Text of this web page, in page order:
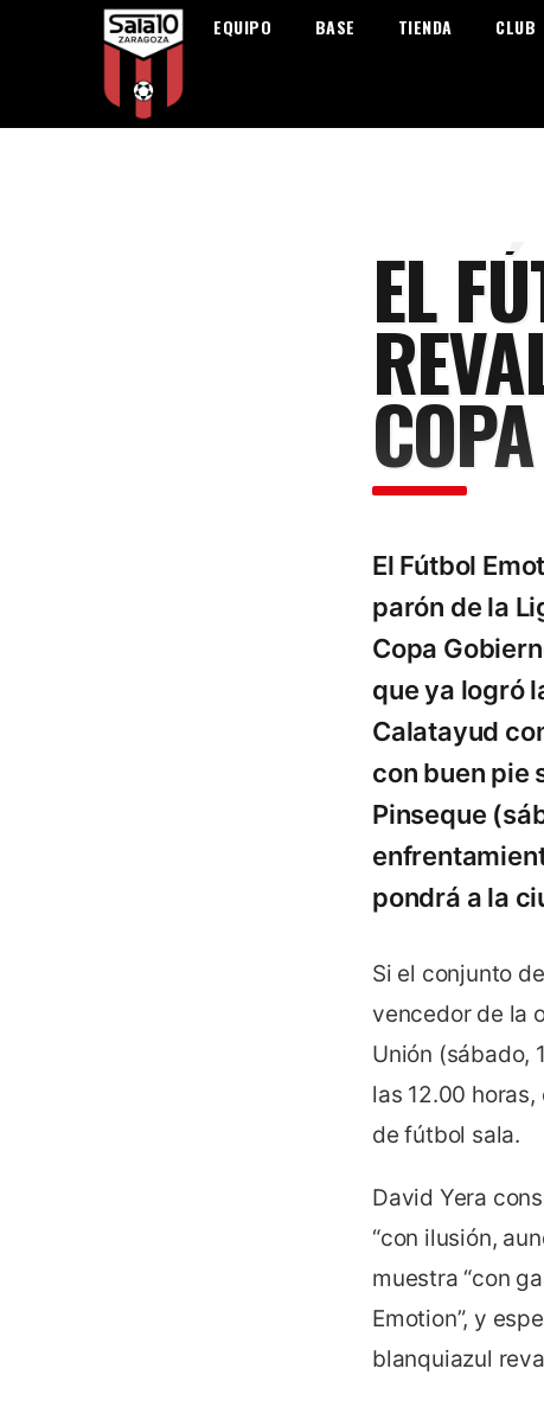
EQUIPO BASE TIENDA CLUB
EL
El Fútbol
parón de la
Copa
que ya logró
Calatayud
con buen pie
Pinseque
pondrá a la
Si el conjunto
vencedor de la
Unión (sábado,
las 12.00
de fútbol sala.
David Yera
“con ilusión,
muestra “con
Emotion”, y
blanquiazul